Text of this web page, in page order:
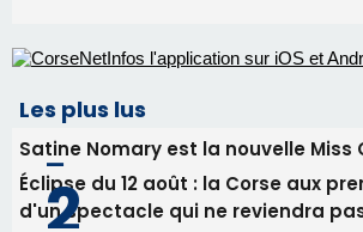
Les plus lus
Satine Nomary est la nouvelle Miss
Éclipse du 12 août : la Corse aux
d'un spectacle qui ne reviendra